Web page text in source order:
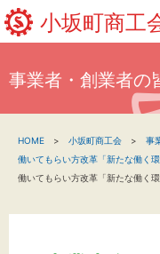
小坂町商工
事業者・創業者の
HOME 小坂町商工会
事
働いてもらい方改革「新たな働く
働いてもらい方改革「新たな働く